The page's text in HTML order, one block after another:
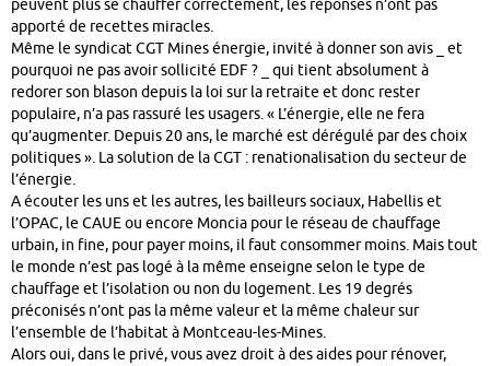
peuvent plus se chauffer correctement, les réponses n’ont pas
apporté de recettes miracles.
Même le syndicat CGT Mines énergie, invité à donner son avis _ et
pourquoi ne pas avoir sollicité EDF ? _ qui tient absolument à
redorer son blason depuis la loi sur la retraite et donc rester
populaire, n’a pas rassuré les usagers. « L’énergie, elle ne fera
qu’augmenter. Depuis 20 ans, le marché est dérégulé par des choix
politiques ». La solution de la CGT : renationalisation du secteur de
l’énergie.
A écouter les uns et les autres, les bailleurs sociaux, Habellis et
l’OPAC, le CAUE ou encore Moncia pour le réseau de chauffage
urbain, in fine, pour payer moins, il faut consommer moins. Mais tout
le monde n’est pas logé à la même enseigne selon le type de
chauffage et l’isolation ou non du logement. Les 19 degrés
préconisés n’ont pas la même valeur et la même chaleur sur
l’ensemble de l’habitat à Montceau-les-Mines.
Alors oui, dans le privé, vous avez droit à des aides pour rénover,